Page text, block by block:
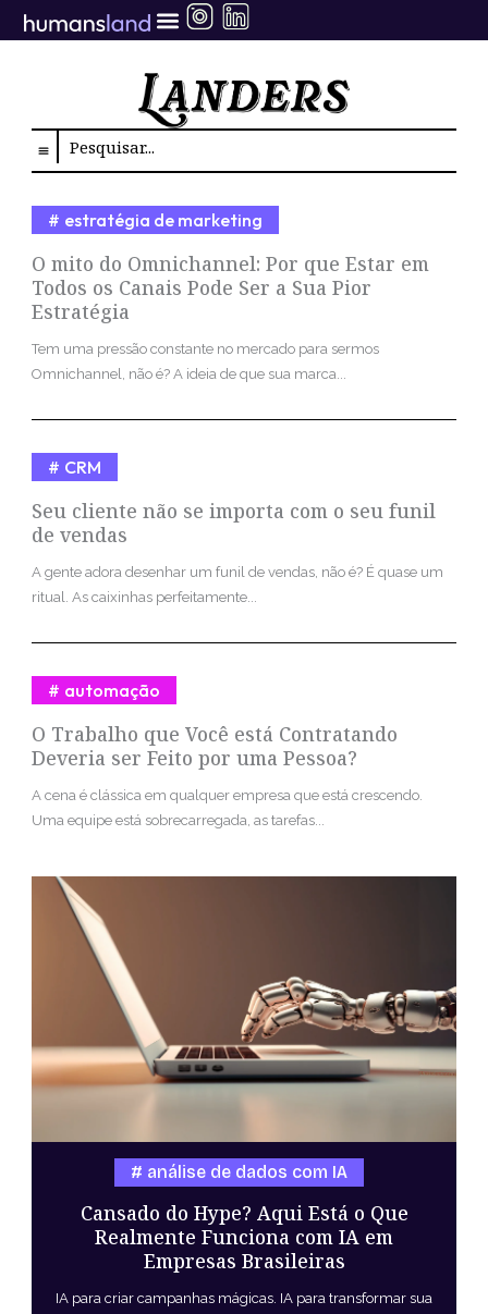
para
Search
O mito do Omnichannel: Por que Estar em
Todos os Canais Pode Ser a Sua Pior
Estratégia
estratégia de marketing
Tem uma pressão constante no mercado para sermos
Omnichannel, não é? A ideia de que sua marca...
Seu cliente não se importa com o seu funil
de vendas
CRM
A gente adora desenhar um funil de vendas, não é? É quase um
ritual. As caixinhas perfeitamente...
O Trabalho que Você está Contratando
Deveria ser Feito por uma Pessoa?
automação
A cena é clássica em qualquer empresa que está crescendo.
Uma equipe está sobrecarregada, as tarefas...
Cansado do Hype? Aqui Está o Que
Realmente Funciona com IA em
Empresas Brasileiras
análise de dados com IA
IA para criar campanhas mágicas. IA para transformar sua